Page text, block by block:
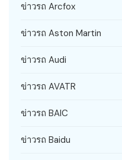
ข่าวรถ Arcfox
ข่าวรถ Aston Martin
ข่าวรถ Audi
ข่าวรถ AVATR
ข่าวรถ BAIC
ข่าวรถ Baidu